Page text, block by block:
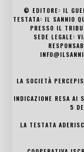
© EDITORE: IL
TESTATA: IL SANNIO
PRESSO IL
SEDE LEGALE:
LA SOCIETÀ
INDICAZIONE RESA AI
5
LA TESTATA